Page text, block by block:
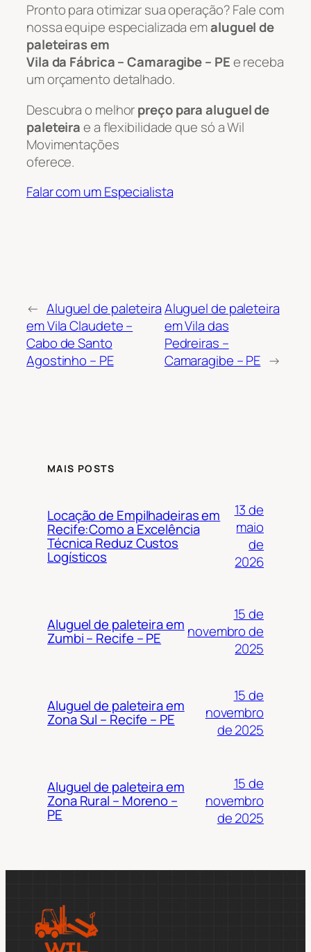
Pronto para otimizar sua operação? Fale com
nossa equipe especializada emaluguel de
paleteiras em
Vila da Fábrica – Camaragibe – PEe receba
um orçamento detalhado.
Descubra o melhorpreço para aluguel de
paleteirae a flexibilidade que só a Wil
Movimentações
oferece.
Falar com um Especialista
← Aluguel de paleteira
em Vila Claudete –
Cabo de Santo
Agostinho – PE
Aluguel de paleteira
em Vila das
Pedreiras –
Camaragibe – PE →
MAIS POSTS
Locação de Empilhadeiras em
Recife:Como a Excelência
Técnica Reduz Custos
Logísticos
13 de
maio
de
2026
Aluguel de paleteira em
Zumbi – Recife – PE
15 de
novembro de
2025
Aluguel de paleteira em
Zona Sul – Recife – PE
15 de
novembro
de 2025
Aluguel de paleteira em
Zona Rural – Moreno –
PE
15 de
novembro
de 2025